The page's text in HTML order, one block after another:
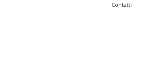
Contatti